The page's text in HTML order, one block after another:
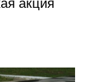
акция